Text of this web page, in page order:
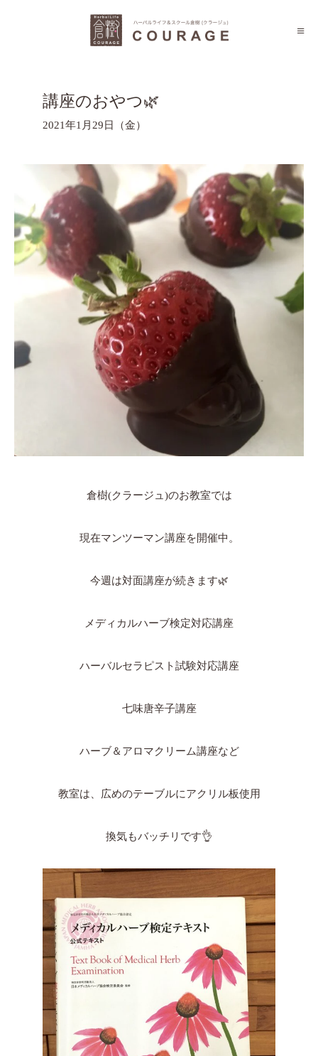
講座のおやつ🌿
2021年1月29日（金）
倉樹(クラージュ)のお教室では
現在マンツーマン講座を開催中。
今週は対面講座が続きます🌿
メディカルハーブ検定対応講座
ハーバルセラピスト試験対応講座
七味唐辛子講座
ハーブ＆アロマクリーム講座など
教室は、広めのテーブルにアクリル板使用
換気もバッチリです👌